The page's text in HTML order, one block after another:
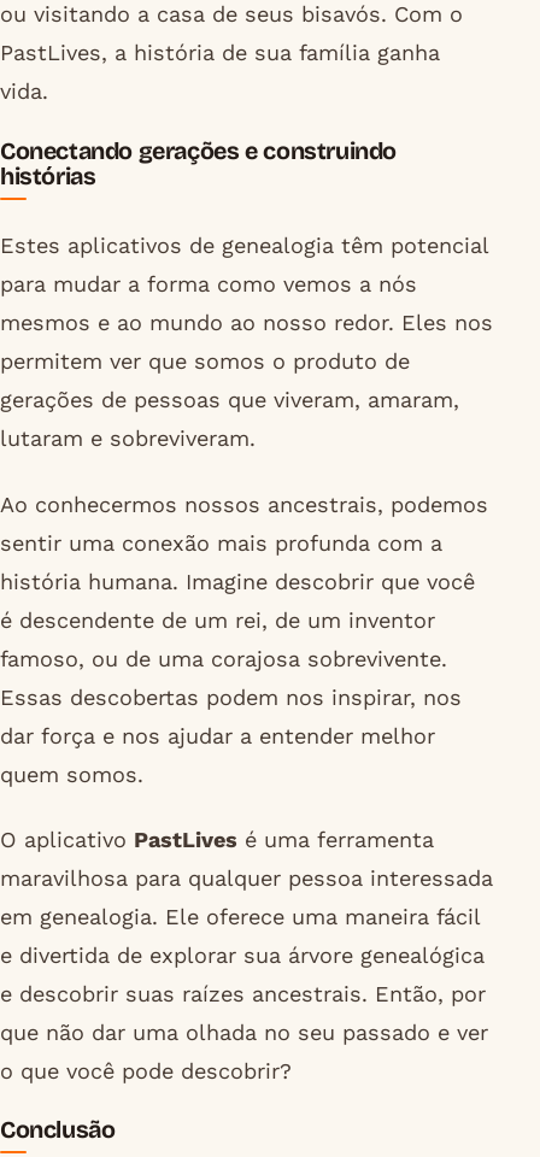
ou visitando a casa de seus bisavós. Com o
PastLives, a história de sua família ganha
vida.
Conectando gerações e construindo
histórias
Estes aplicativos de genealogia têm potencial
para mudar a forma como vemos a nós
mesmos e ao mundo ao nosso redor. Eles nos
permitem ver que somos o produto de
gerações de pessoas que viveram, amaram,
lutaram e sobreviveram.
Ao conhecermos nossos ancestrais, podemos
sentir uma conexão mais profunda com a
história humana. Imagine descobrir que você
é descendente de um rei, de um inventor
famoso, ou de uma corajosa sobrevivente.
Essas descobertas podem nos inspirar, nos
dar força e nos ajudar a entender melhor
quem somos.
O aplicativo PastLives é uma ferramenta
maravilhosa para qualquer pessoa interessada
em genealogia. Ele oferece uma maneira fácil
e divertida de explorar sua árvore genealógica
e descobrir suas raízes ancestrais. Então, por
que não dar uma olhada no seu passado e ver
o que você pode descobrir?
Conclusão